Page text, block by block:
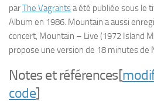
parThe Vagrantsa été publiée sous le
Album en 1986. Mountain a aussi
concert, Mountain – Live (1972 Island
propose une version de 18 minutes de
Notes et références[
code]